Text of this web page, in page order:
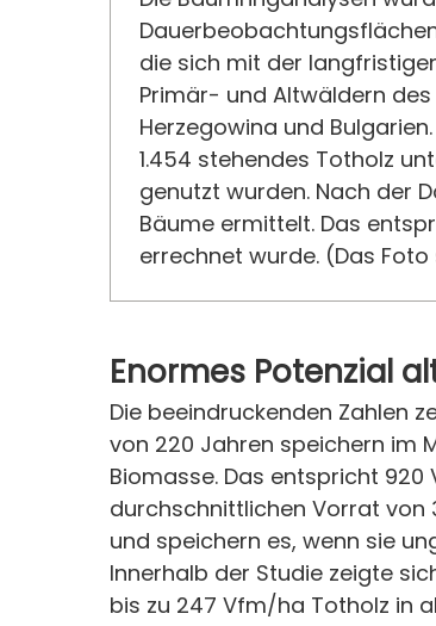
die sich mit der
Primär- und Altwäldern des
Herzegowina und
1.454 stehendes Totholz
genutzt wurden. Nach der
Bäume ermittelt. Das
errechnet wurde. (Das
Enormes Potenzial
Die beeindruckenden Zahlen
von 220 Jahren speichern im
Biomasse. Das entspricht
durchschnittlichen Vorrat von
und speichern es, wenn sie
Innerhalb der Studie zeigte
bis zu 247 Vfm/ha Totholz in